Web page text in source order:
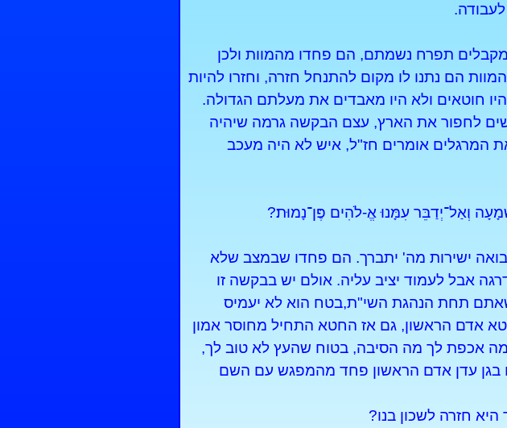
תפרח נשמתם, הם פחדו מהמוות ולכן
הם נתנו לו מקום להתנחל חזרה, וחזרו להיות
חוטאים ולא היו מאבדים את מעלתם הגדולה.
לחפור את הארץ, עצם הבקשה גרמה שיהיה
המרגלים אומרים חז"ל, איש לא היה מעכב
וְאַל־יְדַבֵּר עִמָּנוּ אֱ-לֹהִים פֶּן־נָמוּת׃?
ישירות מה' יתברך. הם פחדו שבמצב שלא
אבל לעמוד יציב עליה. אולם יש בבקשה זו
תחת הנהגת השי"ת,בטח הוא לא יעמיס
אדם הראשון, גם אז החטא התחיל מחוסר אמון
אכפת לך מה הסיבה, בטוח שהעץ לא טוב לך,
בגן עדן אדם הראשון פחד מהמפגש עם השם
חזרה לשכון בנו?